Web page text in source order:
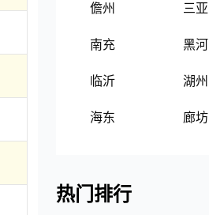
儋州 三亚
南充 黑河
临沂 湖州
海东 廊坊
热门排行